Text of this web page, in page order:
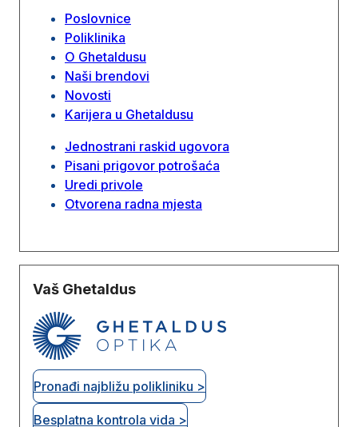
Poslovnice
Poliklinika
O Ghetaldusu
Naši brendovi
Novosti
Karijera u Ghetaldusu
Jednostrani raskid ugovora
Pisani prigovor potrošaća
Uredi privole
Otvorena radna mjesta
Vaš Ghetaldus
Pronađi najbližu polikliniku >
Besplatna kontrola vida >